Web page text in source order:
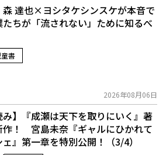
森 達也×ヨシタケシンスケが本音で
たちが「流されない」ために知るべ
書
2026年08月06日
み】『成瀬は天下を取りにいく』著
作！ 宮島未奈『ギャルにひかれて
』第一章を特別公開！（3/4）